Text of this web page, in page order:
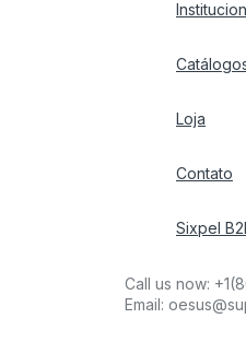
Loja
Contato
Sixpel
Call us now:
Email: